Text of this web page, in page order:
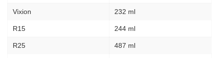
Vixion 232 ml
R15 244 ml
R25 487 ml